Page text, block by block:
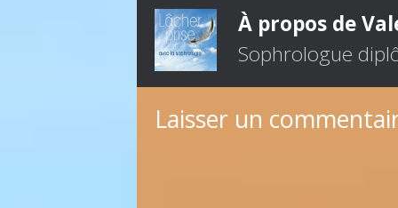
À propos de
Sophrologue
Laisser un